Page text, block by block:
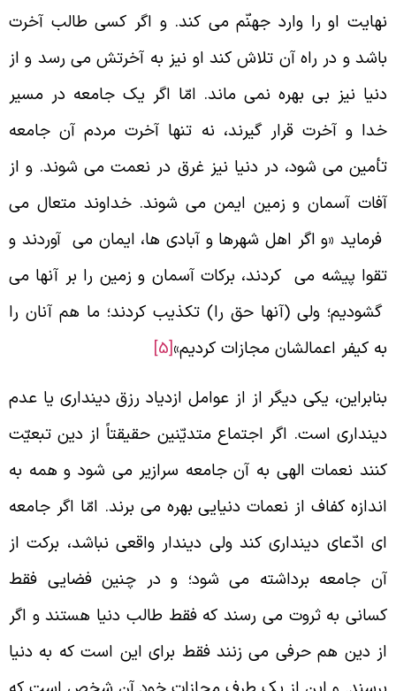
او را وارد جهنّم می کند. و اگر کسی طالب آخرت
و در راه آن تلاش کند او نیز به آخرتش می رسد و از
نیز بی بهره نمی ماند. امّا اگر یک جامعه در مسیر
و آخرت قرار گیرند، نه تنها آخرت مردم آن جامعه
می شود، در دنیا نیز غرق در نعمت می شوند. و از
آسمان و زمین ایمن می شوند. خداوند متعال می
«و اگر اهل شهرها و آبادی ها، ایمان می آوردند و
پیشه می کردند، برکات آسمان و زمین را بر آنها می
ولی (آنها حق را) تکذیب کردند؛ ما هم آنان را
کیفر اعمالشان مجازات کردیم»[5]
یکی دیگر از از عوامل ازدیاد رزق دینداری یا عدم
است. اگر اجتماع متدیّنین حقیقتاً از دین تبعیّت
نعمات الهی به آن جامعه سرازیر می شود و همه به
کفاف از نعمات دنیایی بهره می برند. امّا اگر جامعه
ادّعای دینداری کند ولی دیندار واقعی نباشد، برکت از
جامعه برداشته می شود؛ و در چنین فضایی فقط
به ثروت می رسند که فقط طالب دنیا هستند و اگر
دین هم حرفی می زنند فقط برای این است که به دنیا